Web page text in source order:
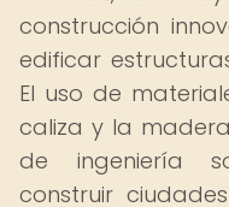
construcción
edificar
El uso de
caliza y la
de ingeniería
construir